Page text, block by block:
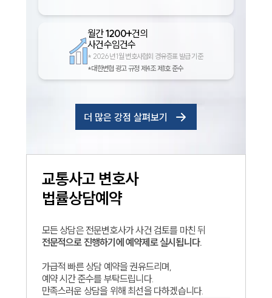
월간1200+건의
사건수임건수
* 2026년 1월 변호사협회 경유증표 발급 기준
*대한변협 광고 규정 제4조 제1호 준수
더 많은 강점 살펴보기
교통사고변호사
법률상담예약
모든 상담은 전문변호사가 사건 검토를 마친 뒤
전문적으로 진행하기에 예약제로 실시됩니다.
가급적 빠른 상담 예약을 권유드리며,
예약 시간 준수를 부탁드립니다.
만족스러운 상담을 위해 최선을 다하겠습니다.